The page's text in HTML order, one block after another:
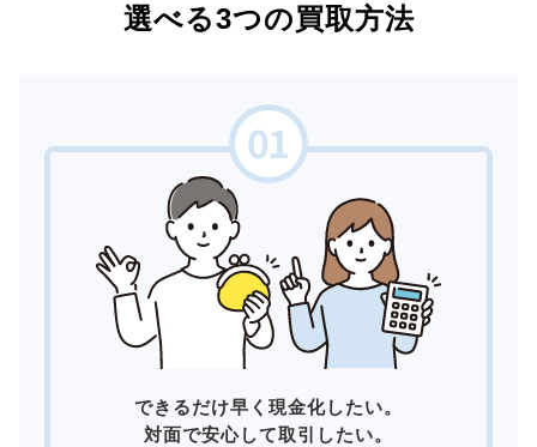
選べる3つの買取方法
できるだけ早く現金化したい。
対面で安心して取引したい。